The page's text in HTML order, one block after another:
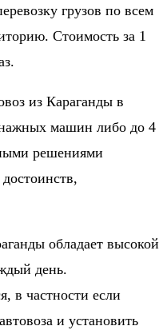
грузов по всем
Стоимость за 1
из Караганды в
машин либо до 4
решениями
обладает высокой
день.
в частности если
и установить